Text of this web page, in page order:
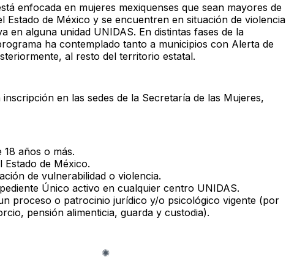
enfocada en mujeres mexiquenses que sean mayores de
Estado de México y se encuentren en situación de violencia
en alguna unidad UNIDAS. En distintas fases de la
ha contemplado tanto a municipios con Alerta de
al resto del territorio estatal.
en las sedes de la Secretaría de las Mujeres,
18 años o más.
Estado de México.
de vulnerabilidad o violencia.
Único activo en cualquier centro UNIDAS.
proceso o patrocinio jurídico y/o psicológico vigente (por
pensión alimenticia, guarda y custodia).